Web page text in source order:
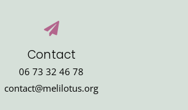
Contact
06 73 32 46 78
contact@melilotus.org